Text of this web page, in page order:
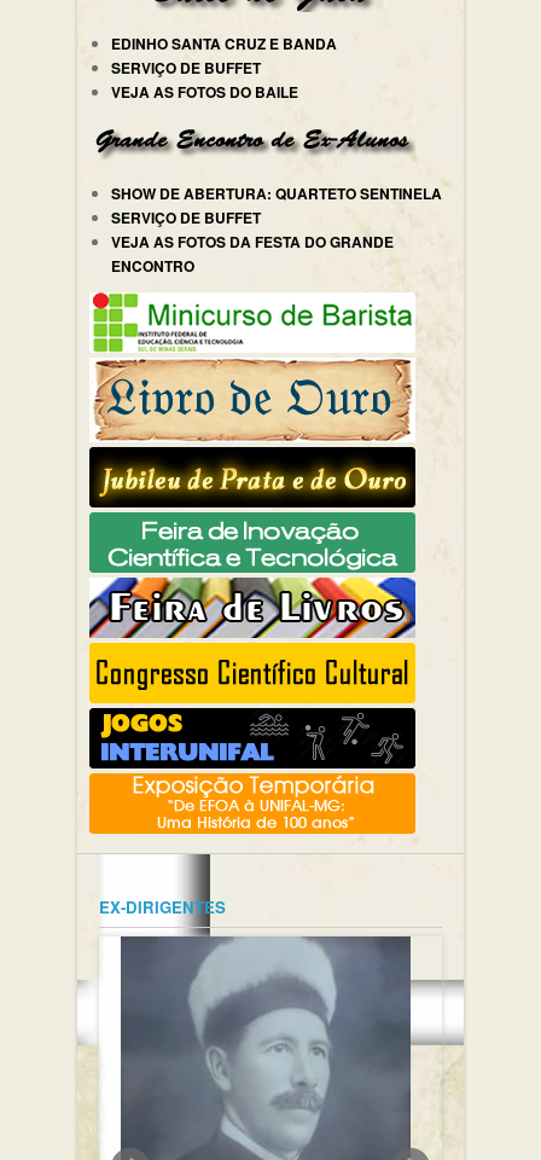
EDINHO SANTA CRUZ E BANDA
SERVIÇO DE BUFFET
VEJA AS FOTOS DO BAILE
SHOW DE ABERTURA: QUARTETO SENTINELA
SERVIÇO DE BUFFET
VEJA AS FOTOS DA FESTA DO GRANDE
ENCONTRO
EX-DIRIGENTES